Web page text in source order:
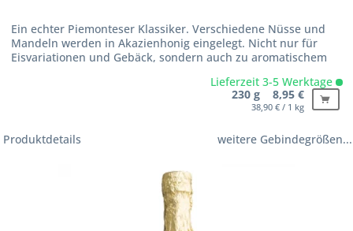
Ein echter Piemonteser Klassiker. Verschiedene Nüsse und
Mandeln werden in Akazienhonig eingelegt. Nicht nur für
Eisvariationen und Gebäck, sondern auch zu aromatischem
Lieferzeit 3-5 Werktage
230 g 8,95 €
38,90 € / 1 kg
Produktdetails weitere Gebindegrößen...